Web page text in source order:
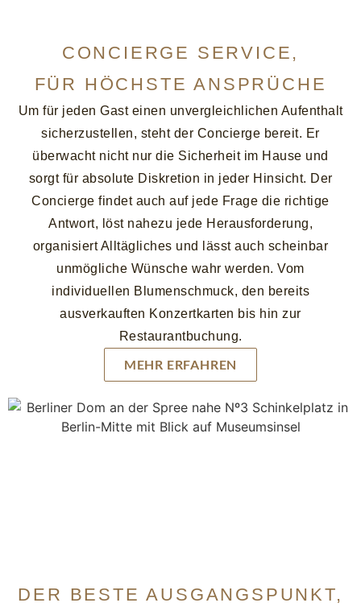
CONCIERGE SERVICE,
FÜR HÖCHSTE ANSPRÜCHE
Um für jeden Gast einen unvergleichlichen Aufenthalt
sicherzustellen, steht der Concierge bereit. Er
überwacht nicht nur die Sicherheit im Hause und
sorgt für absolute Diskretion in jeder Hinsicht. Der
Concierge findet auch auf jede Frage die richtige
Antwort, löst nahezu jede Herausforderung,
organisiert Alltägliches und lässt auch scheinbar
unmögliche Wünsche wahr werden. Vom
individuellen Blumenschmuck, den bereits
ausverkauften Konzertkarten bis hin zur
Restaurantbuchung.
MEHR ERFAHREN
DER BESTE AUSGANGSPUNKT,